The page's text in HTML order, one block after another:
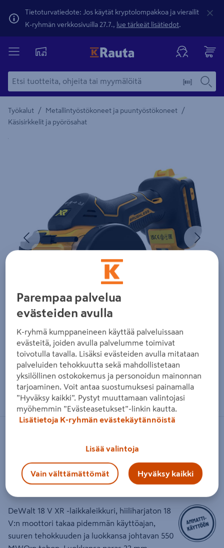
Tietoturvatiedote: Jos käytät kryptolompakkoa ja vierailit
K-ryhmän verkkosivuilla 27.7., lue tärkeät lisätiedot.
Työkalut / Metallintyöstökoneet ja puuntyöstökoneet /
Käsisirkkelit ja pyörösahat
Yksityiskohtainen kuvaus löytyy Tuotteen kuvaus -
Edellinen
Zoomaa kuvaa sormilla kosketusnäytöllä
Akkulaikkaleikkuri DeWalt DCS438N
18V XR 76mm runko
Tuotenumero:502541531 EAN-koodi 5035048747759
DeWalt 18 V XR -laikkaleikkuri, hiiliharjaton 18
V:n moottori takaa pidemmän käyttöajan,
suuren tehokkuuden ja luokkansa johtavan 550
Parempaa palvelua
evästeiden avulla
K-ryhmä kumppaneineen käyttää palveluissaan
evästeitä, joiden avulla palvelumme toimivat
toivotulla tavalla. Lisäksi evästeiden avulla mitataan
palveluiden tehokkuutta sekä mahdollistetaan
yksilöllinen ostokokemus ja personoidun mainonnan
tarjoaminen. Voit antaa suostumuksesi painamalla
”Hyväksy kaikki”. Pystyt muuttamaan valintojasi
myöhemmin ”Evästeasetukset”-linkin kautta.
Lisätietoja K-ryhmän evästekäytännöistä
Lisää valintoja
Vain välttämättömät Hyväksy kaikki